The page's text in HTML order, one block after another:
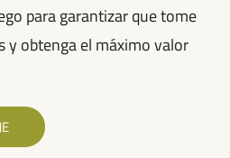
para garantizar que tome
y obtenga el máximo valor